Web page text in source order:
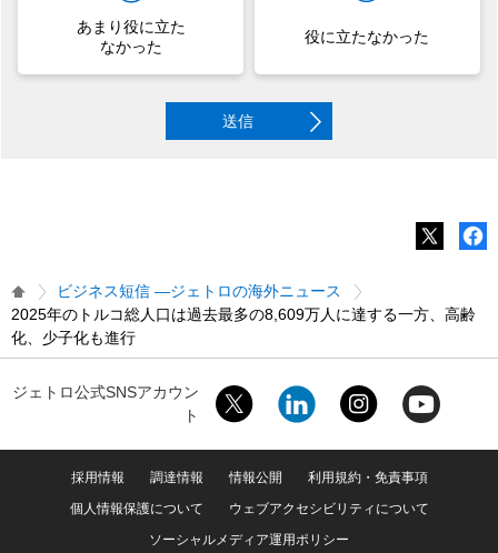
あまり役に立た
なかった
役に立たなかった
送信
ビジネス短信 ―ジェトロの海外ニュース
2025年のトルコ総人口は過去最多の8,609万人に達する一方、高齢
化、少子化も進行
ジェトロ公式SNSアカウン
ト
採用情報 調達情報 情報公開
利用規約・免責事項
個人情報保護について
ウェブアクセシビリティについて
ソーシャルメディア運用ポリシー